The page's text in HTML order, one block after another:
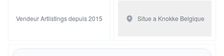
Vendeur Artlistings depuis 2015 Situe a Knokke Belgique